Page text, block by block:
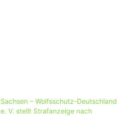
Sachsen – Wolfsschutz-Deutschland
e. V. stellt Strafanzeige nach